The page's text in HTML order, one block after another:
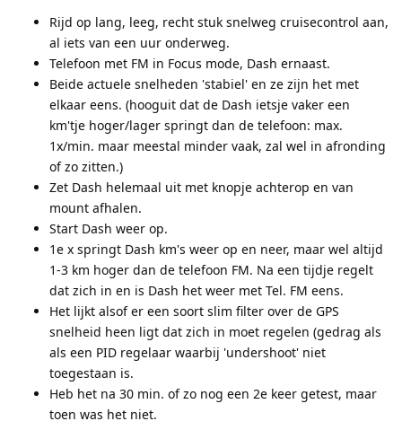
Rijd op lang, leeg, recht stuk snelweg cruisecontrol aan,
al iets van een uur onderweg.
Telefoon met FM in Focus mode, Dash ernaast.
Beide actuele snelheden 'stabiel' en ze zijn het met
elkaar eens. (hooguit dat de Dash ietsje vaker een
km'tje hoger/lager springt dan de telefoon: max.
1x/min. maar meestal minder vaak, zal wel in afronding
of zo zitten.)
Zet Dash helemaal uit met knopje achterop en van
mount afhalen.
Start Dash weer op.
1e x springt Dash km's weer op en neer, maar wel altijd
1-3 km hoger dan de telefoon FM. Na een tijdje regelt
dat zich in en is Dash het weer met Tel. FM eens.
Het lijkt alsof er een soort slim filter over de GPS
snelheid heen ligt dat zich in moet regelen (gedrag als
als een PID regelaar waarbij 'undershoot' niet
toegestaan is.
Heb het na 30 min. of zo nog een 2e keer getest, maar
toen was het niet.